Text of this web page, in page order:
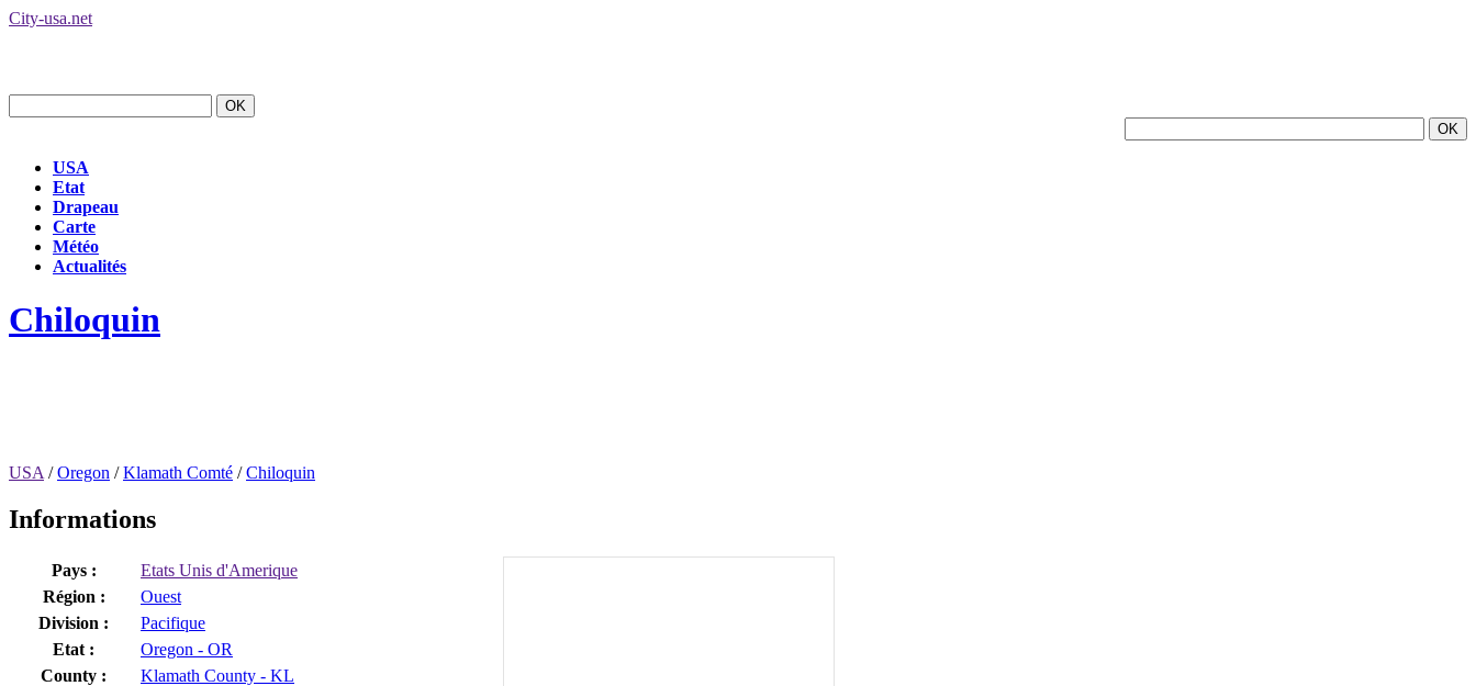
City-usa.net
USA
Etat
Drapeau
Carte
Météo
Actualités
Chiloquin
USA /Oregon /Klamath Comté /Chiloquin
Informations
Pays :
Etats Unis d'Amerique
Région :
Ouest
Division :
Pacifique
Etat :
Oregon - OR
County :
Klamath County - KL